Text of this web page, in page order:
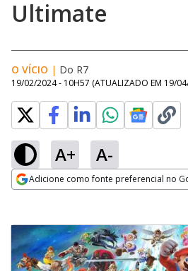
Ultimate
O VÍCIO | Do R7
19/02/2024 - 10H57 (ATUALIZADO EM 19/
A+ A-
Adicione como fonte preferencial no